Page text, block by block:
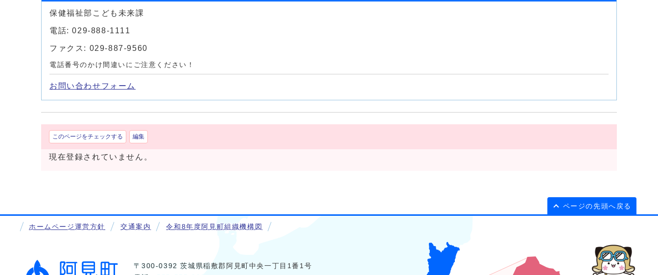
保健福祉部こども未来課
電話: 029-888-1111
ファクス: 029-887-9560
電話番号のかけ間違いにご注意ください！
お問い合わせフォーム
このページをチェックする 編集
現在登録されていません。
ページの先頭へ戻る
ホームページ運営方針 交通案内 令和8年度阿見町組織機構図
〒300-0392 茨城県稲敷郡阿見町中央一丁目1番1号